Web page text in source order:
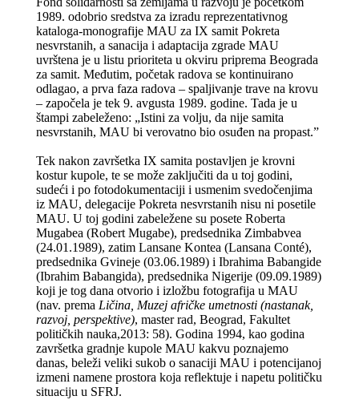
1989. odobrio sredstva za izradu reprezentativnog
kataloga-monografije MAU za IX samit Pokreta
nesvrstanih, a sanacija i adaptacija zgrade MAU
uvrštena je u listu prioriteta u okviru priprema Beograda
za samit. Međutim, početak radova se kontinuirano
odlagao, a prva faza radova – spaljivanje trave na krovu
– započela je tek 9. avgusta 1989. godine. Tada je u
štampi zabeleženo: „Istini za volju, da nije samita
nesvrstanih, MAU bi verovatno bio osuđen na propast.”
Tek nakon završetka IX samita postavljen je krovni
kostur kupole, te se može zaključiti da u toj godini,
sudeći i po fotodokumentaciji i usmenim svedočenjima
iz MAU, delegacije Pokreta nesvrstanih nisu ni posetile
MAU. U toj godini zabeležene su posete Roberta
Mugabea (Robert Mugabe), predsednika Zimbabvea
(24.01.1989), zatim Lansane Kontea (Lansana Conté),
predsednika Gvineje (03.06.1989) i Ibrahima Babangide
(Ibrahim Babangida), predsednika Nigerije (09.09.1989)
koji je tog dana otvorio i izložbu fotografija u MAU
(nav. prema Ličina, Muzej afričke umetnosti (nastanak,
razvoj, perspektive), master rad, Beograd, Fakultet
političkih nauka,2013: 58). Godina 1994, kao godina
završetka gradnje kupole MAU kakvu poznajemo
danas, beleži veliki sukob o sanaciji MAU i potencijanoj
izmeni namene prostora koja reflektuje i napetu političku
situaciju u SFRJ.